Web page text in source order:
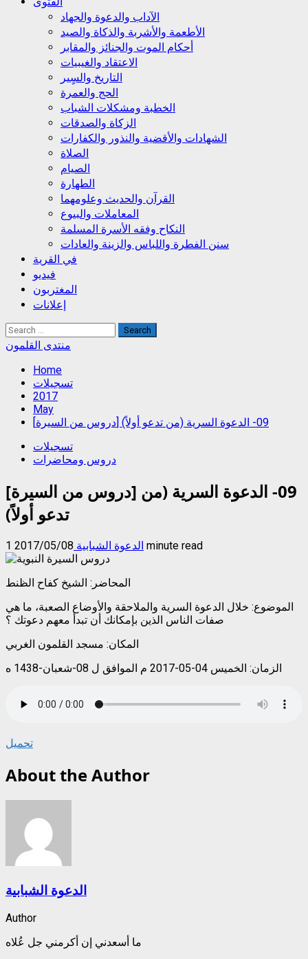
الآداب والدعوة والجهاد
الأطعمة والأشربة والذكاة والصيد
أحكام الموت والجنائز والمقابر
الاعتقاد والغيبيات
التاريخ والسٍير
الحج والعمرة
الخطبة ومشكلات الشباب
الزكاة والصدقات
الشهادات والأقضية والنذور والكفارات
الصلاة
الصيام
الطهارة
القرآن والحديث وعلومهما
المعاملات والبيوع
النكاح وفقه الأسرة المسلمة
سنن الفطرة واللباس والزينة والعادات
في القرية
فيديو
المغتربون
إعلانات
Search
for:
منتدى القلمون
Home
تسجيلات
2017
May
[دروس من السيرة] 09- الدعوة السرية (من تدعو أولاً)
تسجيلات
دروس ومحاضرات
[دروس من السيرة] 09- الدعوة السرية (من
تدعو أولاً)
الدعوة الشبابية 2017/05/08 1 minute read
المحاضر: الشيخ كفاح الظنط
الموضوع: خلال الدعوة السرية والملاحقة والأوضاع الصعبة، ما هي
صفات الناس الذين بإمكانك أن تبدأ معهم دعوتك ؟
المكان: مسجد القلمون الغربي
الزمان: الخميس 04-05-2017 م الموافق ل 08-شعبان-1438 ه
تحميل
About the Author
الدعوة الشبابية
Author
ما أسعدني إن أكرمني جل عُلاه